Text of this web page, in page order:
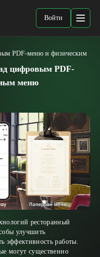
Войти
PDF-меню и физическим
цифровым PDF-
меню
ресторанный
улучшить
эффективность работы.
могут существенно